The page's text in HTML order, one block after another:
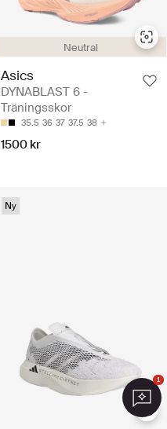
Neutral
Asics
DYNABLAST 6 -
Träningsskor
35.5 36 37 37.5 38
1500 kr
Ny
1